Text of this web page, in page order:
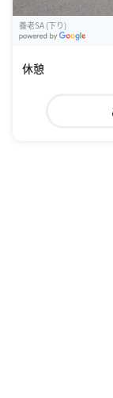
養老SA (下り)
休憩